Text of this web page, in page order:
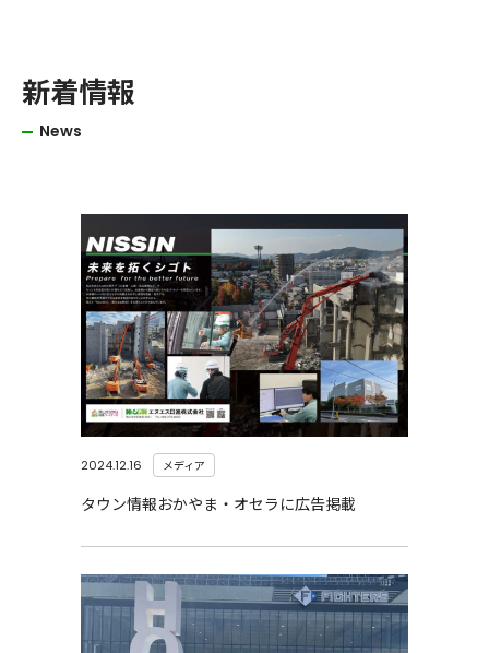
新着情報
News
2024.12.16 メディア
タウン情報おかやま・オセラに広告掲載